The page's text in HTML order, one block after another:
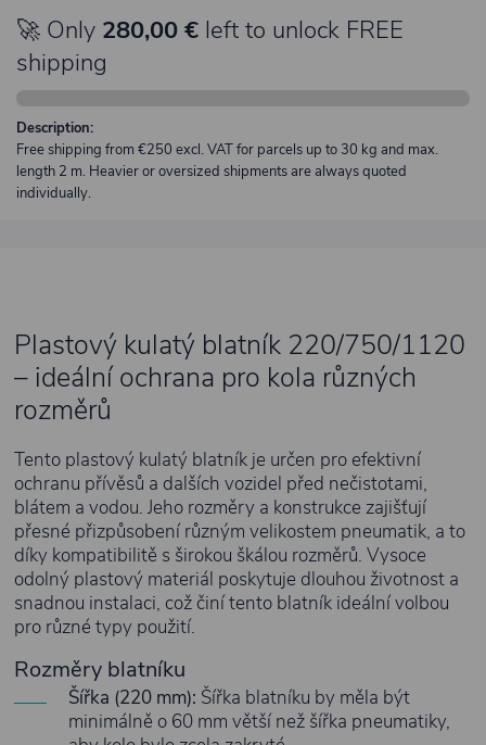
🚀 Only 280,00 € left to unlock FREE
shipping
Description:
Free shipping from €250 excl. VAT for parcels up to 30 kg and max.
length 2 m. Heavier or oversized shipments are always quoted
individually.
Plastový kulatý blatník 220/750/1120
– ideální ochrana pro kola různých
rozměrů
Tento plastový kulatý blatník je určen pro efektivní
ochranu přívěsů a dalších vozidel před nečistotami,
blátem a vodou. Jeho rozměry a konstrukce zajišťují
přesné přizpůsobení různým velikostem pneumatik, a to
díky kompatibilitě s širokou škálou rozměrů. Vysoce
odolný plastový materiál poskytuje dlouhou životnost a
snadnou instalaci, což činí tento blatník ideální volbou
pro různé typy použití.
Rozměry blatníku
Šířka (220 mm): Šířka blatníku by měla být
minimálně o 60 mm větší než šířka pneumatiky,